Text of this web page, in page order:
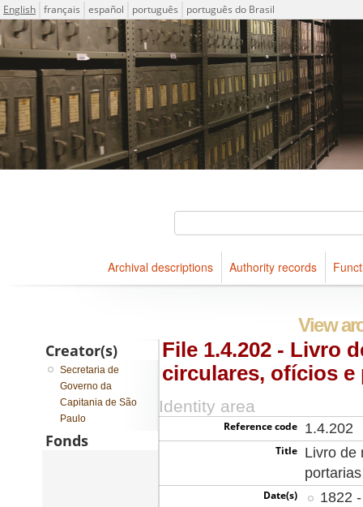
Language
English français español português português do Brasil
Descriptions for archival holdings maintained at Arquivo
ICA-AtoM Project
Archival descriptions Authority records
View
File 1.4.202 - Livro
circulares, ofícios e
Identity area
Reference code 1.4.202
Title
Livro de
portarias
Date(s)
1822
Creator(s)
Secretaria de
Governo da
Capitania de São
Paulo
Fonds